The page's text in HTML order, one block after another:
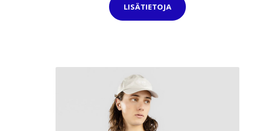
LISÄTIETOJA